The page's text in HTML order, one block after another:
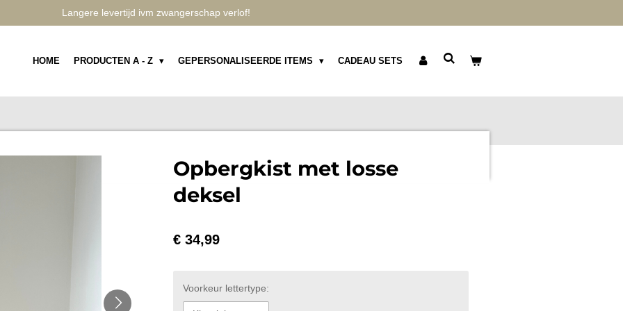
Langere levertijd ivm zwangerschap verlof!
HOME PRODUCTEN A - Z GEPERSONALISEERDE ITEMS CADEAU SETS
Opbergkist met losse
deksel
€ 34,99
Voorkeur lettertype: